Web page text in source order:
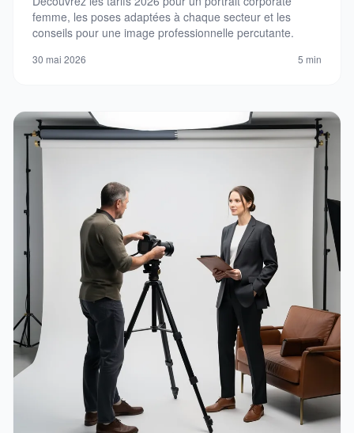
femme, les poses adaptées à chaque secteur et les
conseils pour une image professionnelle percutante.
30 mai 2026 5 min